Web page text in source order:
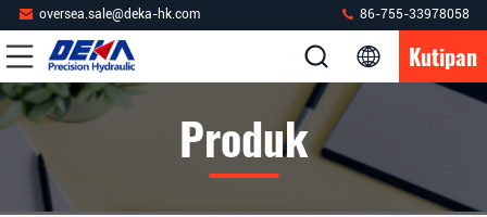
oversea.sale@deka-hk.com 86-755-33978058
Kutipan
Produk